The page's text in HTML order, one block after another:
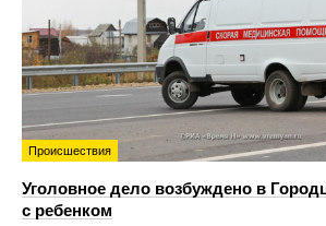
Происшествия
Уголовное дело возбуждено в
с ребенком